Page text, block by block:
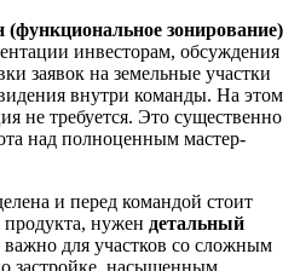
зонирование)
инвесторам, обсуждения
заявок на земельные участки
внутри команды. На этом
не требуется. Это существенно
над полноценным мастер-
и перед командой стоит
продукта, нужен детальный
для участков со сложным
застройке, насыщенным